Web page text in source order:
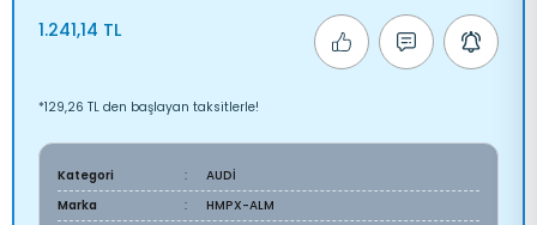
1.241,14 TL
*129,26 TL den başlayan taksitlerle!
Kategori
AUDİ
Marka
HMPX-ALM